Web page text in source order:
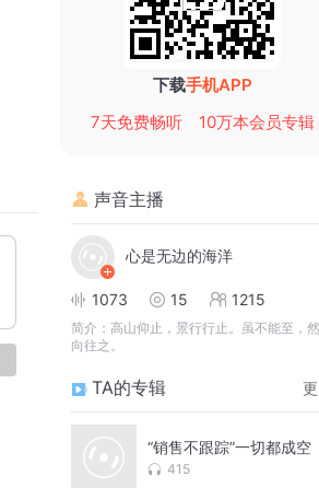
下载手机APP
7天免费畅听
10万本会员专辑
声音主播
心是无边的海洋
1073 15 1215
简介： 高山仰止，景行行止。虽不能至，
向往之。
TA的专辑
“销售不跟踪”一切都成空
415